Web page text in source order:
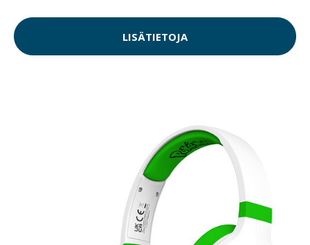
LISÄTIETOJA